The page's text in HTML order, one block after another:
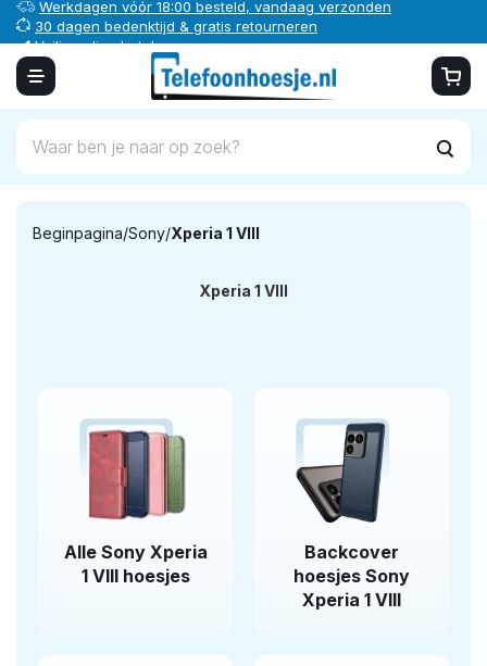
Werkdagen vóór 18:00 besteld, vandaag verzonden
30 dagen bedenktijd & gratis retourneren
Veilig online betalen
Beginpagina/Sony/Xperia 1 VIII
Xperia 1 VIII
Alle Sony Xperia
1 VIII hoesjes
Backcover
hoesjes Sony
Xperia 1 VIII